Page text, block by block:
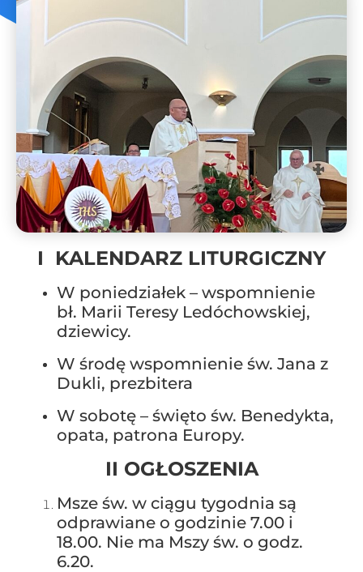
I KALENDARZ LITURGICZNY
W poniedziałek – wspomnienie
bł. Marii Teresy Ledóchowskiej,
dziewicy.
W środę wspomnienie św. Jana z
Dukli, prezbitera
W sobotę – święto św. Benedykta,
opata, patrona Europy.
II OGŁOSZENIA
Msze św. w ciągu tygodnia są
odprawiane o godzinie 7.00 i
18.00. Nie ma Mszy św. o godz.
6.20.